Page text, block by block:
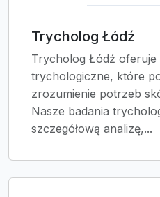
Trycholog Łódź
Trycholog Łódź oferuje
trychologiczne, które
zrozumienie potrzeb
Nasze badania
szczegółową analizę,...